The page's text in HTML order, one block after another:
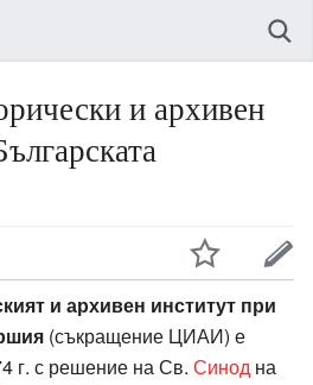
и архивен
и архивен институт при
(съкращение ЦИАИ) е
г. с решение на Св. Синод на